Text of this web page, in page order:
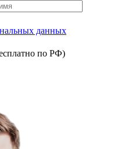
данных
по РФ)